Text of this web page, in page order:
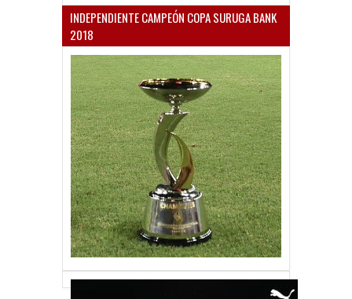
INDEPENDIENTE CAMPEÓN COPA SURUGA BANK
2018